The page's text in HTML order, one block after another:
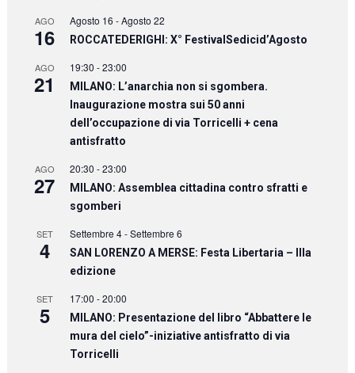
AGO
16
Agosto 16 -Agosto 22
ROCCATEDERIGHI: X° FestivalSedicid’Agosto
AGO
21
19:30 -23:00
MILANO: L’anarchia non si sgombera.
Inaugurazione mostra sui 50 anni
dell’occupazione di via Torricelli + cena
antisfratto
AGO
27
20:30 -23:00
MILANO: Assemblea cittadina contro sfratti e
sgomberi
SET
4
Settembre 4-Settembre 6
SAN LORENZO A MERSE: Festa Libertaria – IIIa
edizione
SET
5
17:00 -20:00
MILANO: Presentazione del libro “Abbattere le
mura del cielo”-iniziative antisfratto di via
Torricelli